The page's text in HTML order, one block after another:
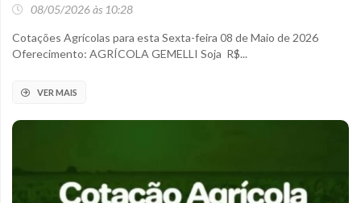
08/05/2026 às 10:28
Cotações Agrícolas para esta Sexta-feira 08 de Maio de 2026
Oferecimento: AGRÍCOLA GEMELLI Soja R$...
VER MAIS